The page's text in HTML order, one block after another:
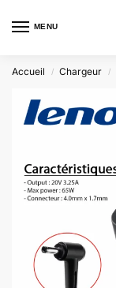
MENU
Accueil / Chargeur /